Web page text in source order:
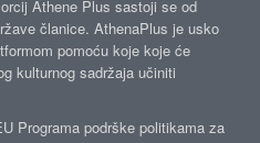
Athene Plus sastoji se od
članice. AthenaPlus je usko
pomoću koje koje će
kulturnog sadržaja učiniti
Programa podrške politikama za